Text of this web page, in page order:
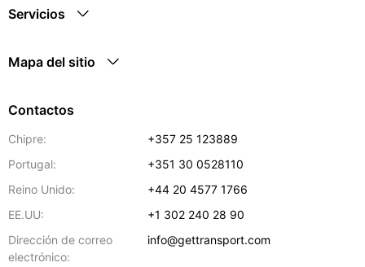
Servicios
Mapa del sitio
Contactos
Chipre:
+357 25 123889
Portugal:
+351 30 0528110
Reino Unido:
+44 20 4577 1766
EE.UU:
+1 302 240 28 90
Dirección de correo
electrónico:
info@gettransport.com